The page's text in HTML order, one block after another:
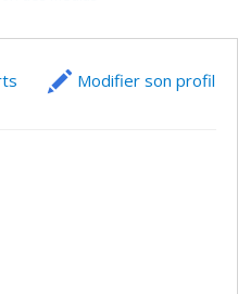
Modifier son profil